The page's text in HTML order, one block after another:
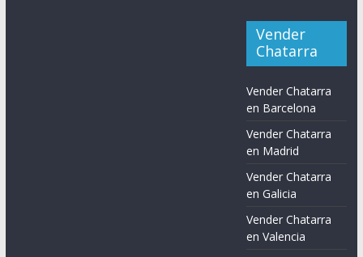
Vender
Chatarra
Vender Chatarra
en Barcelona
Vender Chatarra
en Madrid
Vender Chatarra
en Galicia
Vender Chatarra
en Valencia